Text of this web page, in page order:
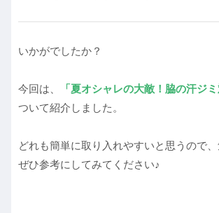
いかがでしたか？
今回は、 「夏オシャレの大敵！脇の汗ジミ
ついて紹介しました。
どれも簡単に取り入れやすいと思うので
ぜひ参考にしてみてください♪